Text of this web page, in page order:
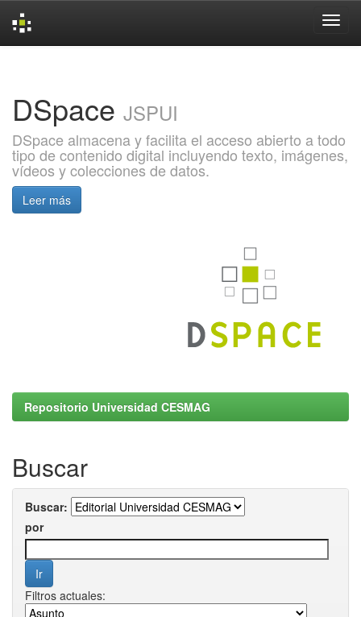
DSpace JSPUI
DSpace almacena y facilita el acceso abierto a todo
tipo de contenido digital incluyendo texto, imágenes,
vídeos y colecciones de datos.
Leer más
Repositorio Universidad CESMAG
Buscar
Buscar:
por
Filtros actuales: